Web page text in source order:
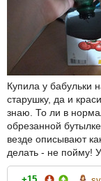
Купила у бабульки
старушку, да и
знаю. То ли в
обрезанной
везде описывают
делать - не пойму!